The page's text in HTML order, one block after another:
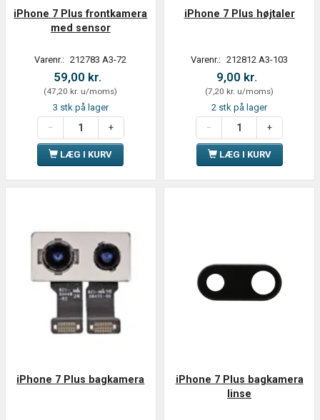
iPhone 7 Plus frontkamera
med sensor
Varenr.: 212783 A3-72
59,00 kr.
(47,20 kr. u/moms)
3 stk på lager
LÆG I KURV
iPhone 7 Plus højtaler
Varenr.: 212812 A3-103
9,00 kr.
(7,20 kr. u/moms)
2 stk på lager
LÆG I KURV
iPhone 7 Plus bagkamera
iPhone 7 Plus bagkamera
linse